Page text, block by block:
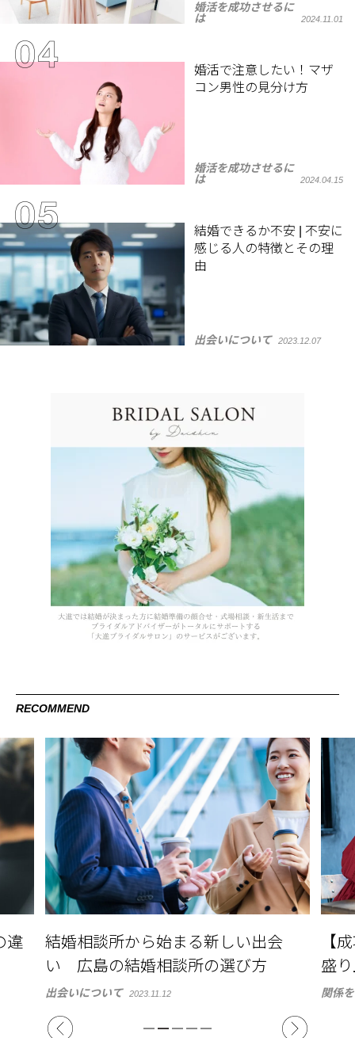
婚活を成功させるに
は
2024.11.01
婚活で注意したい！マザ
コン男性の見分け方
婚活を成功させるに
は
2024.04.15
結婚できるか不安 | 不安に
感じる人の特徴とその理
由
出会いについて 2023.12.07
RECOMMEND
違
結婚相談所から始まる新しい出会
い 広島の結婚相談所の選び方
出会いについて 2023.11.12
【
盛
関係